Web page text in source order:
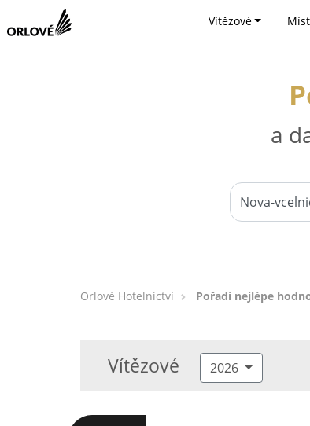
Vítězové
a
Orlové Hotelnictví Pořadí nejlépe
Vítězové 2026